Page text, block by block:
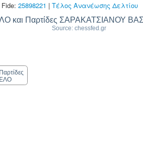
25898221 | Τέλος Ανανέωσης Δελτίου
και Παρτίδες ΣΑΡΑΚΑΤΣΙΑΝΟΥ
Source: chessfed.gr
Παρτίδες
ΕΛΟ